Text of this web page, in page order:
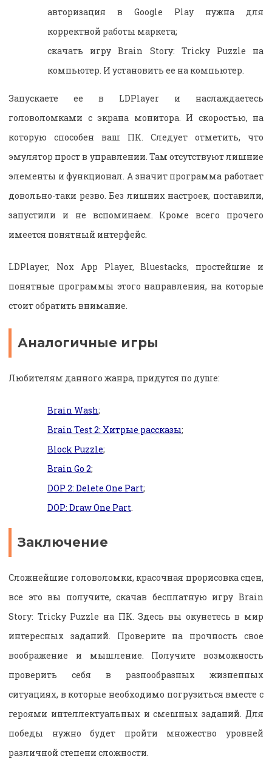
авторизация в Google Play нужна для
корректной работы маркета;
скачать игру Brain Story: Tricky Puzzle на
компьютер. И установить ее на компьютер.
Запускаете ее в LDPlayer и наслаждаетесь
головоломками с экрана монитора. И скоростью, на
которую способен ваш ПК. Следует отметить, что
эмулятор прост в управлении. Там отсутствуют лишние
элементы и функционал. А значит программа работает
довольно-таки резво. Без лишних настроек, поставили,
запустили и не вспоминаем. Кроме всего прочего
имеется понятный интерфейс.
LDPlayer, Nox App Player, Bluestacks, простейшие и
понятные программы этого направления, на которые
стоит обратить внимание.
Аналогичные игры
Любителям данного жанра, придутся по душе:
Brain Wash;
Brain Test 2: Хитрые рассказы;
Block Puzzle;
Brain Go 2;
DOP 2: Delete One Part;
DOP: Draw One Part.
Заключение
Сложнейшие головоломки, красочная прорисовка сцен,
все это вы получите, скачав бесплатную игру Brain
Story: Tricky Puzzle на ПК. Здесь вы окунетесь в мир
интересных заданий. Проверите на прочность свое
воображение и мышление. Получите возможность
проверить себя в разнообразных жизненных
ситуациях, в которые необходимо погрузиться вместе с
героями интеллектуальных и смешных заданий. Для
победы нужно будет пройти множество уровней
различной степени сложности.